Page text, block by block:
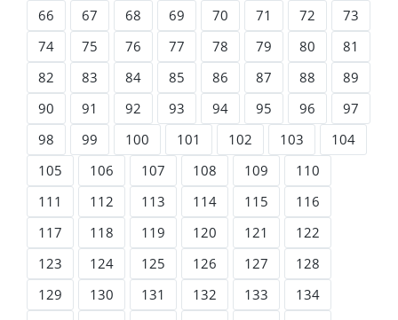
66
67 68 69 70 71 72
73
74
75 76 77 78 79 80
81
82
83 84 85 86 87 88
89
90
91 92 93 94 95 96
97
98
99 100 101 102 103
104
105
106 107 108 109
110
111
112 113 114 115
116
117
118 119 120 121
122
123
124 125 126 127
128
129
130 131 132 133
134